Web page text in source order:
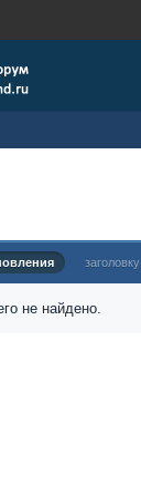
заголовку
не найдено.